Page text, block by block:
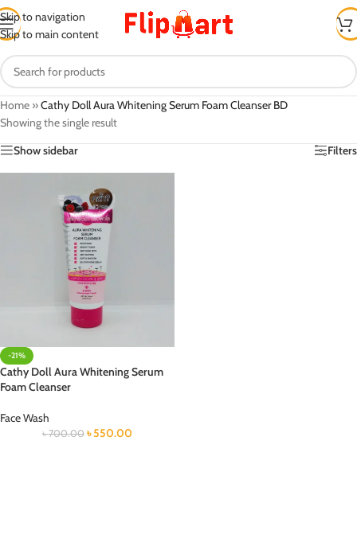
Skip to navigation
Skip to main content
Home »Cathy Doll Aura Whitening Serum Foam Cleanser BD
Showing the single result
Show sidebar
Filters
-21%
Cathy Doll Aura Whitening Serum
Foam Cleanser
Face Wash
৳700.00 ৳550.00